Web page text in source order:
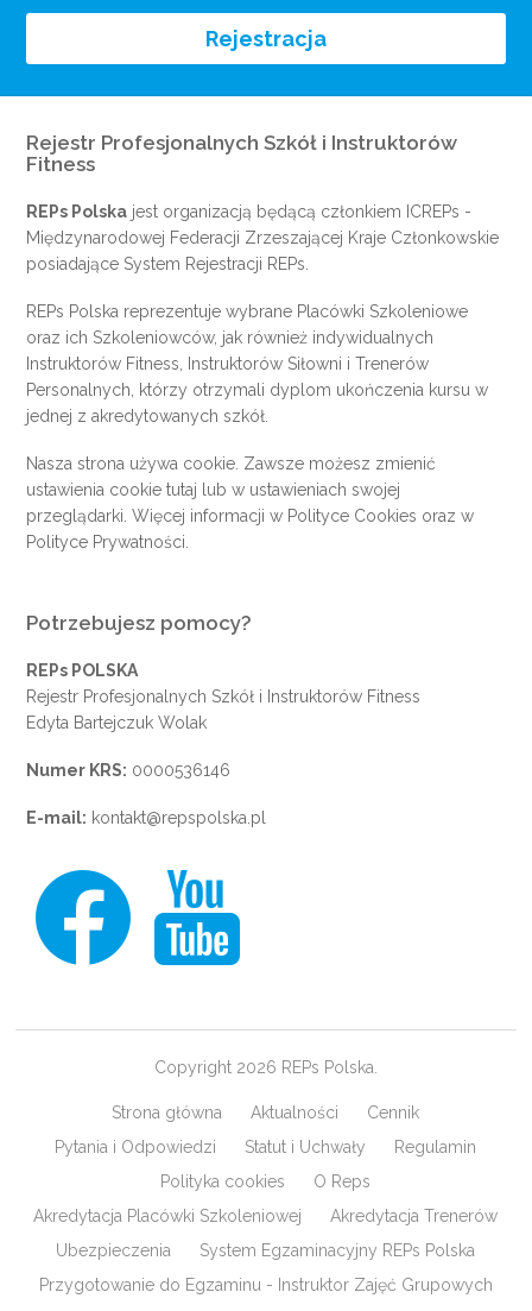
Rejestracja
Rejestr Profesjonalnych Szkół i Instruktorów
Fitness
REPs Polska jest organizacją będącą członkiem ICREPs -
Międzynarodowej Federacji Zrzeszającej Kraje Członkowskie
posiadające System Rejestracji REPs.
REPs Polska reprezentuje wybrane Placówki Szkoleniowe
oraz ich Szkoleniowców, jak również indywidualnych
Instruktorów Fitness, Instruktorów Siłowni i Trenerów
Personalnych, którzy otrzymali dyplom ukończenia kursu w
jednej z akredytowanych szkół.
Nasza strona używa cookie. Zawsze możesz zmienić
ustawienia cookietutaj lub w ustawieniach swojej
przeglądarki. Więcej informacji w Polityce Cookies oraz w
Polityce Prywatności
Potrzebujesz pomocy?
REPs POLSKA
Rejestr Profesjonalnych Szkół i Instruktorów Fitness
Edyta Bartejczuk Wolak
Numer KRS: 0000536146
E-mail: kontakt@repspolska.pl
Copyright 2026 REPs Polska.
Strona główna Aktualności
Cennik
Pytania i Odpowiedzi
Statut i Uchwały
Regulamin
Polityka cookies
O Reps
Akredytacja Placówki Szkoleniowej
Akredytacja Trenerów
Ubezpieczenia
System Egzaminacyjny REPs Polska
Przygotowanie do Egzaminu - Instruktor Zajęć Grupowych